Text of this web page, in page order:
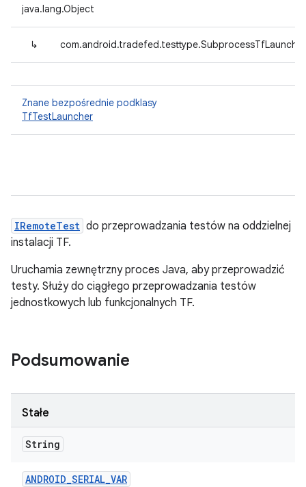
java.lang.Object
↳ com.android.tradefed.testtype.SubprocessTfLauncher
Znane bezpośrednie podklasy
TfTestLauncher
IRemoteTest do przeprowadzania testów na oddzielnej
instalacji TF.
Uruchamia zewnętrzny proces Java, aby przeprowadzić
testy. Służy do ciągłego przeprowadzania testów
jednostkowych lub funkcjonalnych TF.
Podsumowanie
Stałe
String
ANDROID_SERIAL_VAR